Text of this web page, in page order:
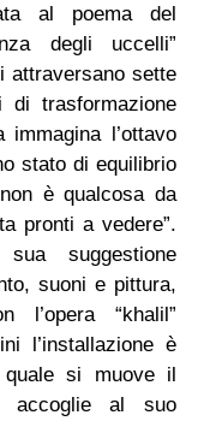
al poema del
degli uccelli”
attraversano sette
di trasformazione
immagina l’ottavo
stato di equilibrio
è qualcosa da
pronti a vedere”.
suggestione
suoni e pittura,
l’opera “khalil”
l’installazione è
si muove il
accoglie al suo